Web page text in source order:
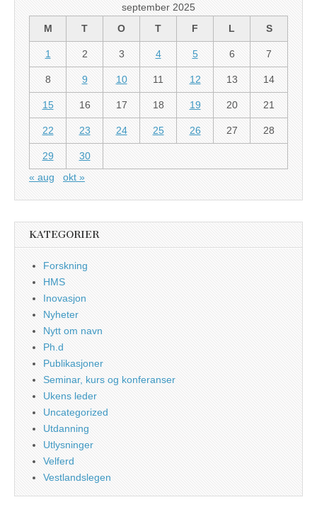
september 2025
M
T O T F L S
1 2 3 4 5 6 7
8 9 10 11 12 13 14
15 16 17 18 19 20 21
22 23 24 25 26 27 28
29
30
« aug
okt »
KATEGORIER
Forskning
HMS
Inovasjon
Nyheter
Nytt om navn
Ph.d
Publikasjoner
Seminar, kurs og konferanser
Ukens leder
Uncategorized
Utdanning
Utlysninger
Velferd
Vestlandslegen